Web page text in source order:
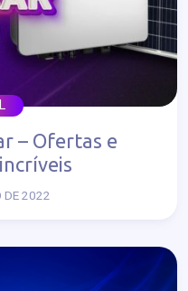
– Ofertas e
DE 2022